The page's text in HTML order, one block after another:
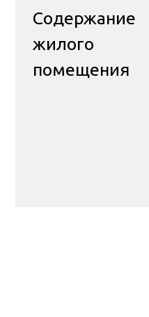
Содержание
жилого
помещения